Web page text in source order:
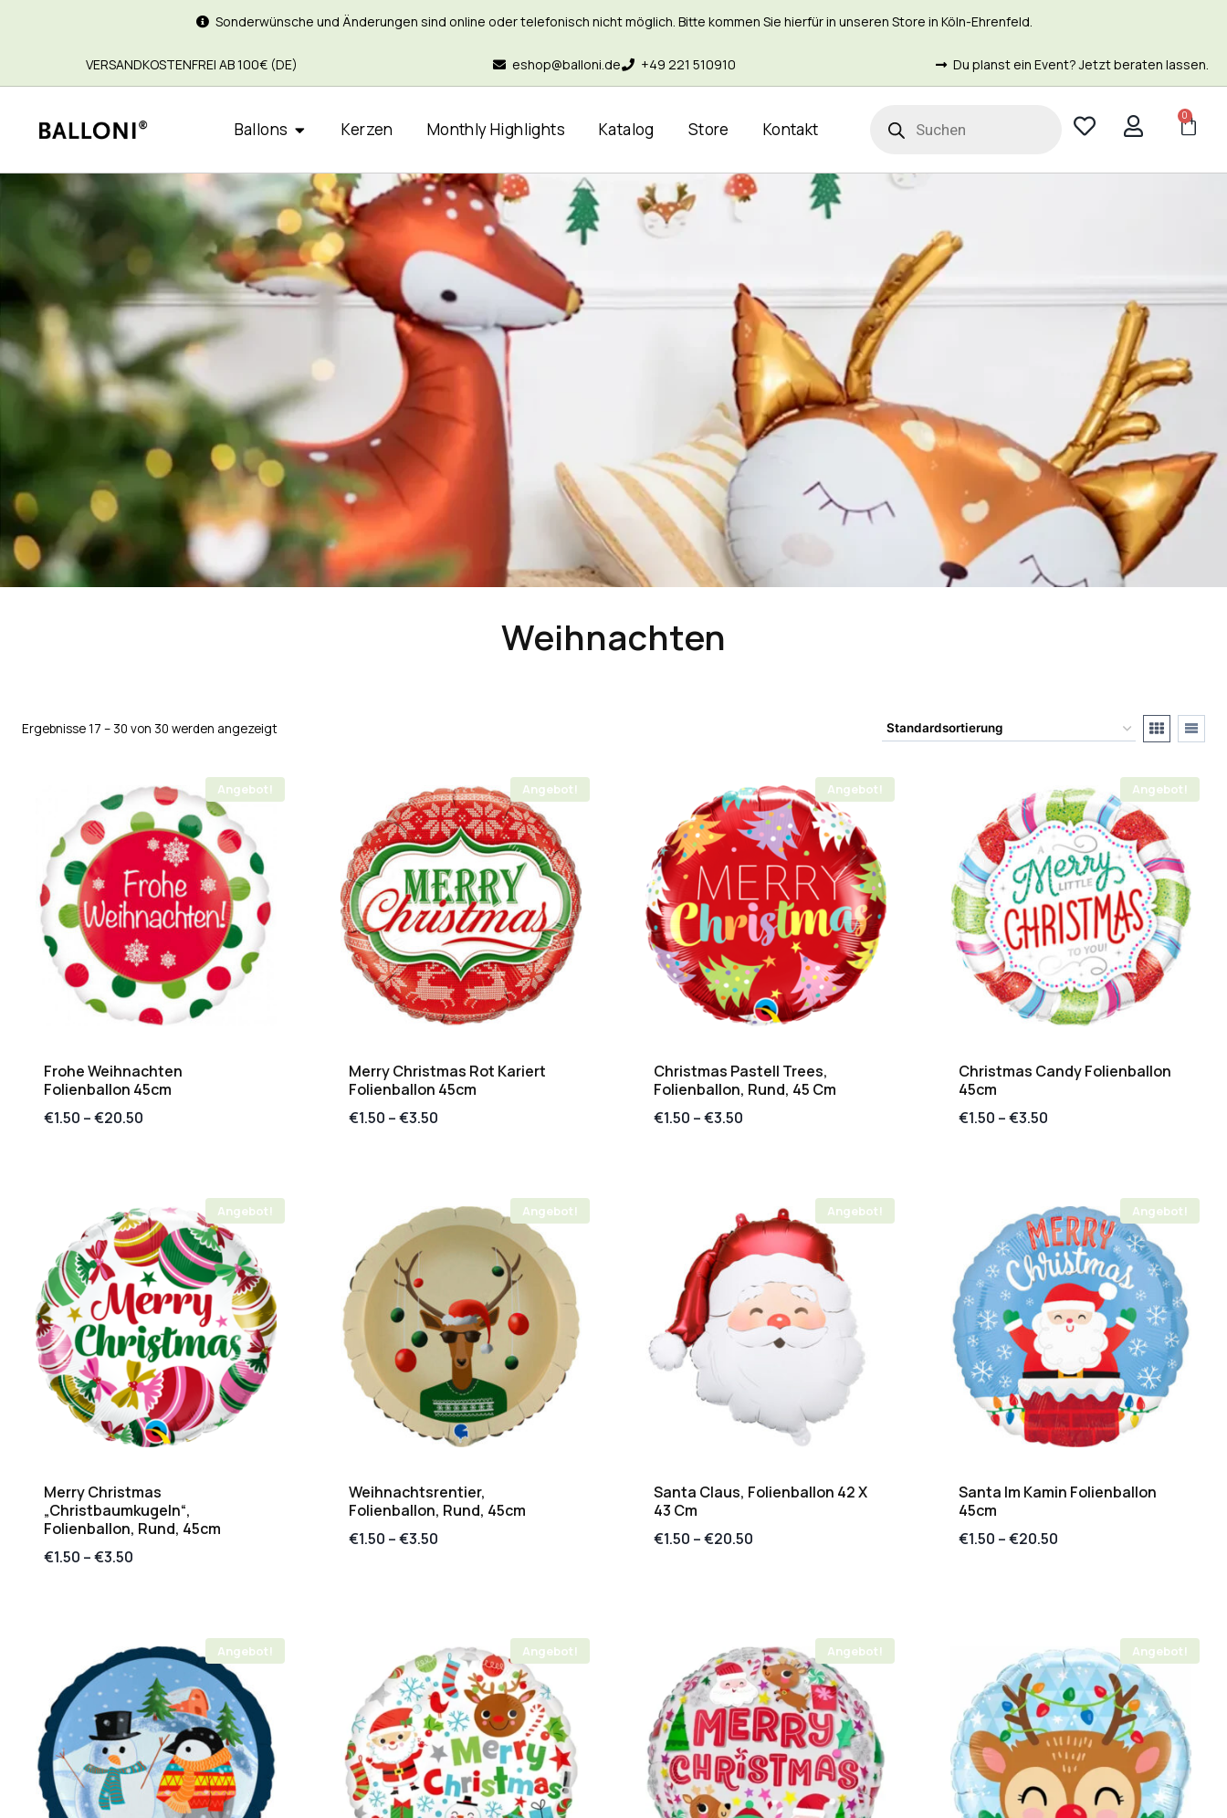
Sonderwünsche und Änderungen sind online oder telefonisch nicht möglich. Bitte kommen Sie hierfür in unseren Store in Köln-Ehrenfeld.
VERSANDKOSTENFREI AB 100€ (DE) eshop@balloni.de +49 221 510910 Du planst ein Event? Jetzt beraten lassen.
Ballons Kerzen Monthly Highlights Katalog Store Kontakt
0
Weihnachten
Ergebnisse 17 – 30 von 30 werden angezeigt
Angebot!
Frohe Weihnachten
Folienballon 45cm
€1.50 –€20.50
Angebot!
Merry Christmas Rot Kariert
Folienballon 45cm
€1.50 –€3.50
Angebot!
Christmas Pastell Trees,
Folienballon, Rund, 45 Cm
€1.50 –€3.50
Angebot!
Christmas Candy Folienballon
45cm
€1.50 –€3.50
Angebot!
Merry Christmas
„Christbaumkugeln“,
Folienballon, Rund, 45cm
€1.50 –€3.50
Angebot!
Weihnachtsrentier,
Folienballon, Rund, 45cm
€1.50 –€3.50
Angebot!
Santa Claus, Folienballon 42 X
43 Cm
€1.50 –€20.50
Angebot!
Santa Im Kamin Folienballon
45cm
€1.50 –€20.50
Angebot! Angebot! Angebot! Angebot!